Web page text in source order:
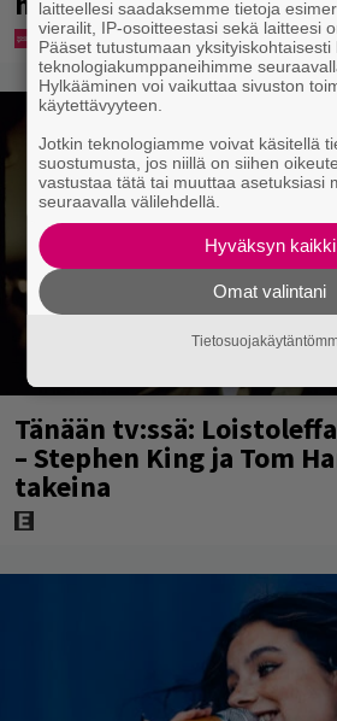
Tänään tv:ssä:
– Stephen King ja Tom
takeina
laitteellesi saadaksemme tietoja
vierailit, IP-osoitteestasi sekä laitteesi
Pääset tutustumaan
teknologiakumppaneihimme
Hylkääminen voi vaikuttaa sivuston
käytettävyyteen.
Jotkin teknologiamme voivat käsitellä
suostumusta, jos niillä on siihen
vastustaa tätä tai muuttaa asetuksiasi
seuraavalla välilehdellä.
Hyväksyn kaikki
Omat valintani